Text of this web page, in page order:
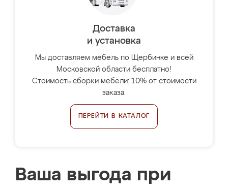
Доставка
и установка
Мы доставляем мебель по Щербинке и всей
Московской области бесплатно!
Стоимость сборки мебели: 10% от стоимости
заказа.
ПЕРЕЙТИ В КАТАЛОГ
Ваша выгода при